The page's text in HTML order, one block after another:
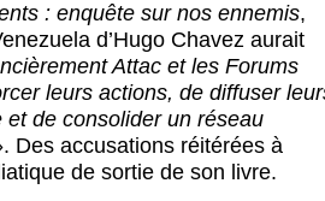
: enquête sur nos ennemis,
d’Hugo Chavez aurait
Attac et les Forums
leurs actions, de diffuser
et de consolider un réseau
Des accusations réitérées à
de sortie de son livre.